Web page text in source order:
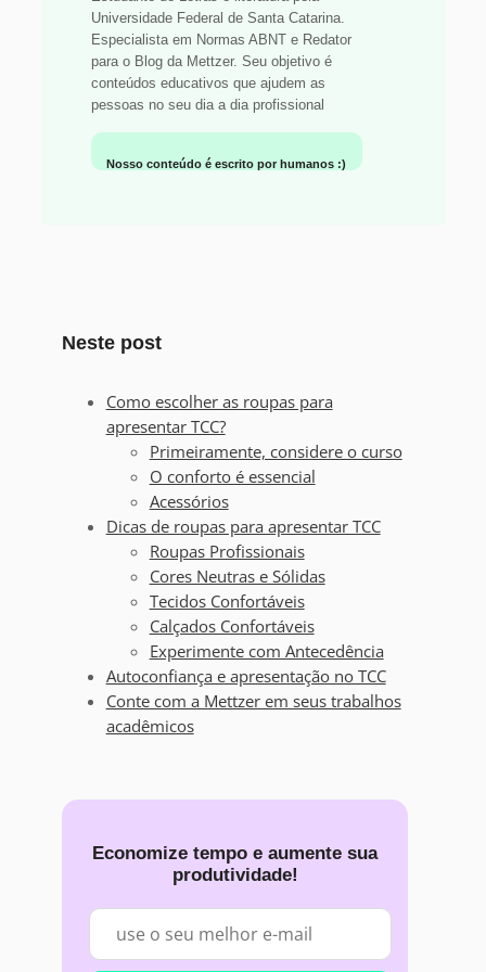
Universidade Federal de Santa Catarina.
Especialista em Normas ABNT e Redator
para o Blog da Mettzer. Seu objetivo é
conteúdos educativos que ajudem as
pessoas no seu dia a dia profissional
Nosso conteúdo é escrito por humanos :)
Neste post
Como escolher as roupas para
apresentar TCC?
Primeiramente, considere o curso
O conforto é essencial
Acessórios
Dicas de roupas para apresentar TCC
Roupas Profissionais
Cores Neutras e Sólidas
Tecidos Confortáveis
Calçados Confortáveis
Experimente com Antecedência
Autoconfiança e apresentação no TCC
Conte com a Mettzer em seus trabalhos
acadêmicos
Economize tempo e aumente sua
produtividade!